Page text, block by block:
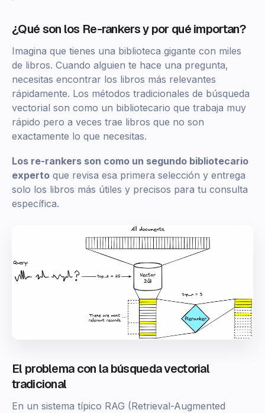
¿Qué son los Re-rankers y por qué importan?
Imagina que tienes una biblioteca gigante con miles
de libros. Cuando alguien te hace una pregunta,
necesitas encontrar los libros más relevantes
rápidamente. Los métodos tradicionales de búsqueda
vectorial son como un bibliotecario que trabaja muy
rápido pero a veces trae libros que no son
exactamente lo que necesitas.
Los re-rankers son como un segundo bibliotecario
experto que revisa esa primera selección y entrega
solo los libros más útiles y precisos para tu consulta
específica.
El problema con la búsqueda vectorial
tradicional
En un sistema típico RAG (Retrieval-Augmented